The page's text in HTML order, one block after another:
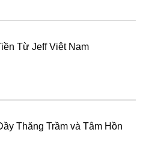
Từ Jeff Việt Nam
Thăng Trầm và Tâm Hồn